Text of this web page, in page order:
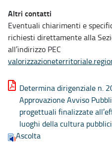
Altri contatti
Eventuali chiarimenti e
richiesti direttamente alla
all’indirizzo PEC
Determina dirigenziale n.
Approvazione Avviso
progettuali finalizzate
luoghi della cultura
Ascolta